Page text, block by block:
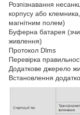
Розпізнавання
корпусу або клемника,
магнітним полем)
Буферна батарея
живлення)
Протокол Dlms
Перевірка
Додаткове джерело
Встановлення